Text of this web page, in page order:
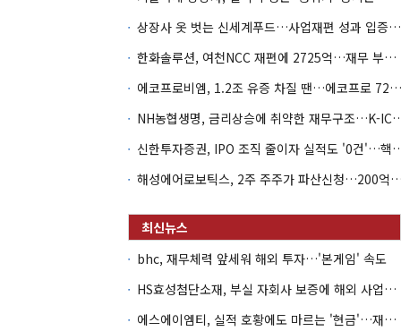
상장사 옷 벗는 신세계푸드…사업재편 성과 입증할까
한화솔루션, 여천NCC 재편에 2725억…재무 부담 커지나
에코프로비엠, 1.2조 유증 차질 땐…에코프로 7270억 '독박'
NH농협생명, 금리상승에 취
신한투자증권, IPO 조직 줄
해성에어로보틱스, 2주 주주가 파산
bhc, 재무체력 앞세워 해외 투자…'본게임' 속도
HS효성첨단소재, 부실 자회사 보증에 해외 사업까지…부담 '가중'
에스에이엠티, 실적 호황에도 마르는 '현금'…재고·달러빚 부담 확대